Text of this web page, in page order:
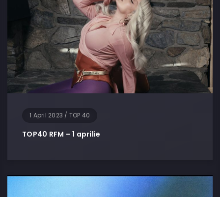
1 April 2023 / TOP 40
TOP40 RFM – 1 aprilie